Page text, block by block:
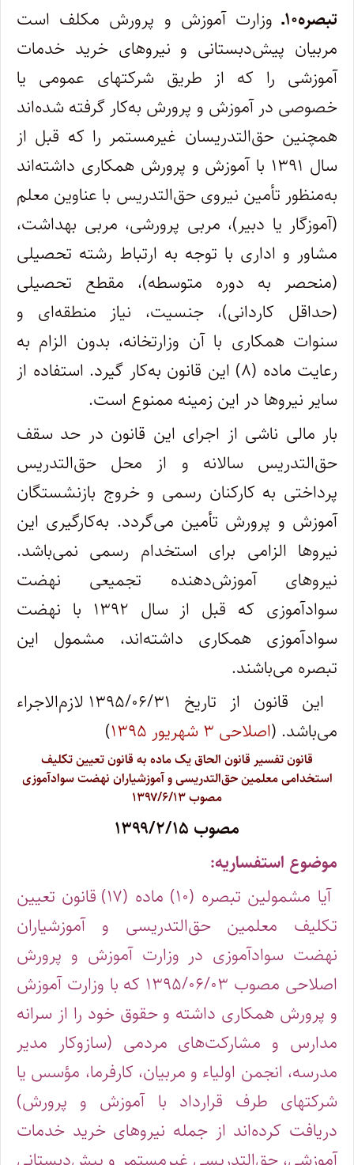
تبصره۱۰ـ وزارت آموزش و پرورش مکلف است
مربیان پیش‌دبستانی و نیروهای خرید خدمات
آموزشی را که از طریق شرکتهای عمومی یا
خصوصی در آموزش و پرورش به‌کار گرفته شده‌اند
همچنین حق‌التدریسان غیرمستمر را که قبل از
سال ۱۳۹۱ با آموزش و پرورش همکاری داشته‌اند
به‌منظور تأمین نیروی حق‌التدریس با عناوین معلم
(آموزگار یا دبیر)، مربی پرورشی، مربی بهداشت،
مشاور و اداری با توجه به ارتباط رشته تحصیلی
(منحصر به دوره متوسطه)، مقطع تحصیلی
(حداقل کاردانی)، جنسیت، نیاز منطقه‌ای و
سنوات همکاری با آن وزارتخانه، بدون الزام به
رعایت ماده (۸) این قانون به‌کار گیرد. استفاده از
سایر نیروها در این زمینه ممنوع است.
بار مالی ناشی از اجرای این قانون در حد سقف
حق‌التدریس سالانه و از محل حق‌التدریس
پرداختی به کارکنان رسمی و خروج بازنشستگان
آموزش و پرورش تأمین می‌گردد. به‌کارگیری این
نیروها الزامی برای استخدام رسمی نمی‌باشد.
نیروهای آموزش‌دهنده تجمیعی نهضت
سوادآموزی که قبل از سال ۱۳۹۲ با نهضت
سوادآموزی همکاری داشته‌اند، مشمول این
تبصره می‌باشند.
این قانون از تاریخ ۱۳۹۵/۰۶/۳۱ لازم‌الاجراء
می‌باشد. (اصلاحی ۳ شهریور ۱۳۹۵ )
قانون تفسیر قانون الحاق یک ماده به قانون تعیین تکلیف
استخدامی معلمین حق‌التدریسی و آموزشیاران نهضت سوادآموزی
مصوب ۱۳۹۷/۶/۱۳
مصوب ۱۳۹۹/۲/۱۵
موضوع استفساریه:
آیا مشمولین تبصره (۱۰) ماده (۱۷) قانون تعیین
تکلیف معلمین حق‌التدریسی و آموزشیاران
نهضت سوادآموزی در وزارت آموزش و پرورش
اصلاحی مصوب ۱۳۹۵/۰۶/۰۳ که با وزارت آموزش
و پرورش همکاری داشته‌ و حقوق خود را از سرانه
مدارس و مشارکت‌های مردمی (سازوکار مدیر
مدرسه، انجمن اولیاء و مربیان، کارفرما، مؤسس یا
شرکتهای طرف قرارداد با آموزش و پرورش)
دریافت کرده‌اند از جمله نیروهای خرید خدمات